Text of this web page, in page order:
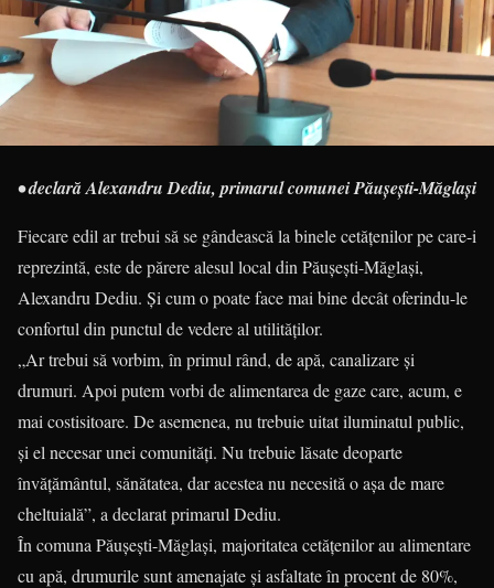
• declară Alexandru Dediu, primarul comunei Păușești-Măglași
Fiecare edil ar trebui să se gândească la binele cetățenilor pe care-i
reprezintă, este de părere alesul local din Păușești-Măglași,
Alexandru Dediu. Și cum o poate face mai bine decât oferindu-le
confortul din punctul de vedere al utilităților.
„Ar trebui să vorbim, în primul rând, de apă, canalizare și
drumuri. Apoi putem vorbi de alimentarea de gaze care, acum, e
mai costisitoare. De asemenea, nu trebuie uitat iluminatul public,
și el necesar unei comunități. Nu trebuie lăsate deoparte
învățământul, sănătatea, dar acestea nu necesită o așa de mare
cheltuială”, a declarat primarul Dediu.
În comuna Păușești-Măglași, majoritatea cetățenilor au alimentare
cu apă, drumurile sunt amenajate și asfaltate în procent de 80%,